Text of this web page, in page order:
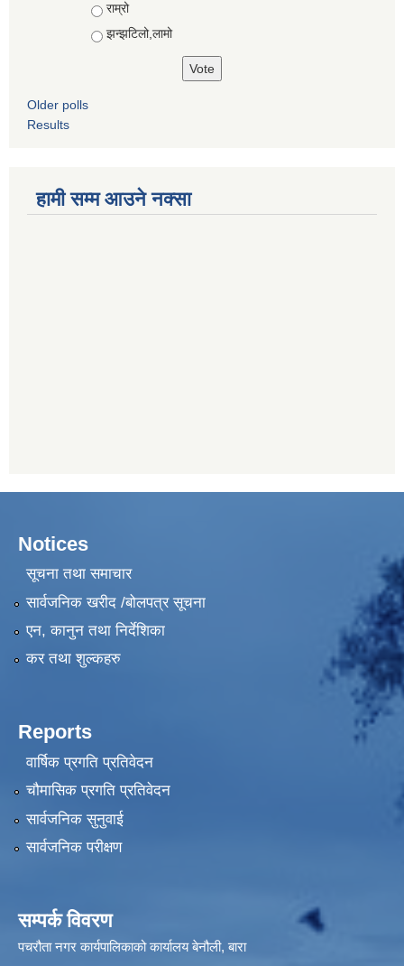
राम्रो
झन्झटिलो,लामो
Older polls
Results
हामी सम्म आउने नक्सा
Notices
सूचना तथा समाचार
सार्वजनिक खरीद /बोलपत्र सूचना
एन, कानुन तथा निर्देशिका
कर तथा शुल्कहरु
Reports
वार्षिक प्रगति प्रतिवेदन
चौमासिक प्रगति प्रतिवेदन
सार्वजनिक सुनुवाई
सार्वजनिक परीक्षण
सम्पर्क विवरण
पचरौता नगर कार्यपालिकाको कार्यालय बेनौली, बारा